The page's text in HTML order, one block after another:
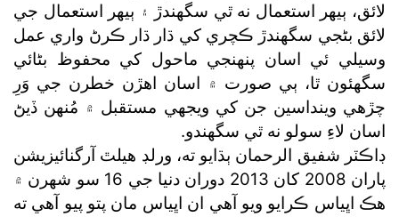
لائق، ٻيهر استعمال نه ٿي سگھندڙ ۽ ٻيهر استعمال جي
لائق بڻجي سگھندڙ ڪچري کي ڌار ڌار ڪرڻ واري عمل
وسيلي ئي اسان پنهنجي ماحول کي محفوظ بڻائي
سگھئون ٿا، ٻي صورت ۾ اسان اهڙن خطرن جي وَرِ
چڙهي وينداسين جن کي ويجهي مستقبل ۾ مُنهن ڏيڻ
اسان لاءِ سولو نه ٿي سگھندو.
ڊاڪٽر شفيق الرحمان ٻڌايو ته، ورلڊ هيلٿ آرگنائيزيشن
پاران 2008 کان 2013 دوران دنيا جي 16 سو شهرن ۾
هڪ اڀياس ڪرايو ويو آهي ان اڀياس مان پتو پيو آهي ته